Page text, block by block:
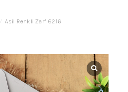
/ Asil Renkli Zarf 6216